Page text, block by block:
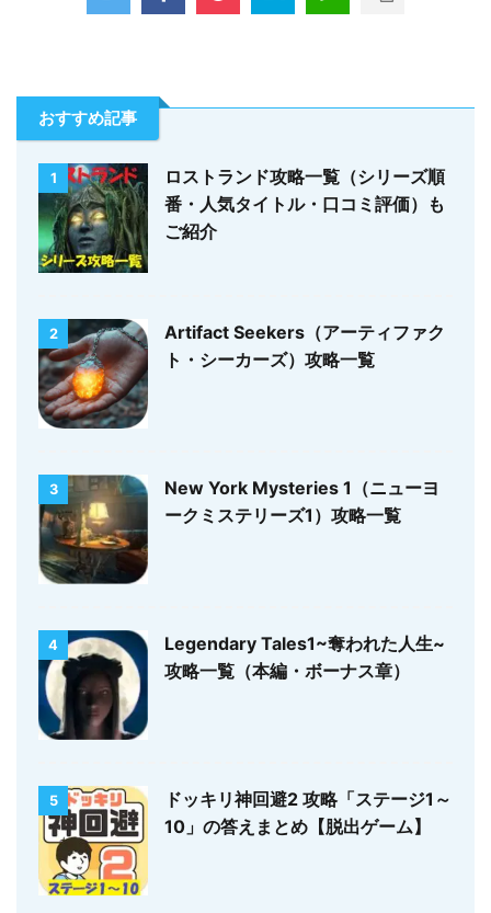
おすすめ記事
1
ロストランド攻略一覧（シリーズ順
番・人気タイトル・口コミ評価）も
ご紹介
2
Artifact Seekers（アーティファク
ト・シーカーズ）攻略一覧
3
New York Mysteries 1（ニューヨ
ークミステリーズ1）攻略一覧
4
Legendary Tales1~奪われた人生~
攻略一覧（本編・ボーナス章）
5
ドッキリ神回避2 攻略「ステージ1～
10」の答えまとめ【脱出ゲーム】